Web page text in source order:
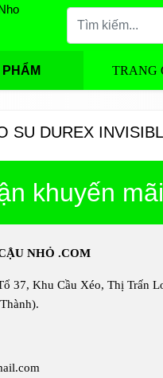
TRANG
SU DUREX
khuyến
NHỎ .COM
37, Khu Cầu Xéo, Thị Trấn